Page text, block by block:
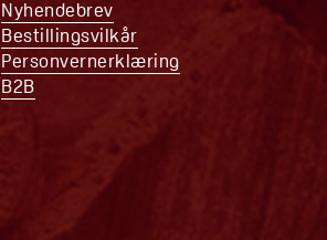
Nyhendebrev
Bestillingsvilkår
Personvernerklæring
B2B